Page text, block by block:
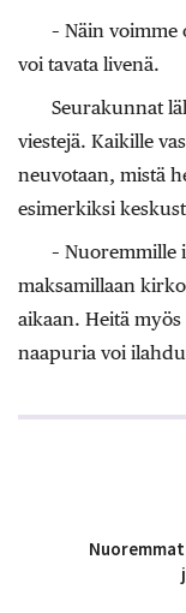
– Näin
voi tavata livenä.
Seurakunnat
viestejä. Kaikille
neuvotaan, mistä
esimerkiksi
– Nuoremmille
maksamillaan
aikaan. Heitä
naapuria voi